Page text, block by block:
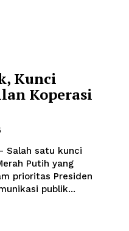
Kunci
Koperasi
Salah satu kunci
Putih yang
prioritas Presiden
publik...